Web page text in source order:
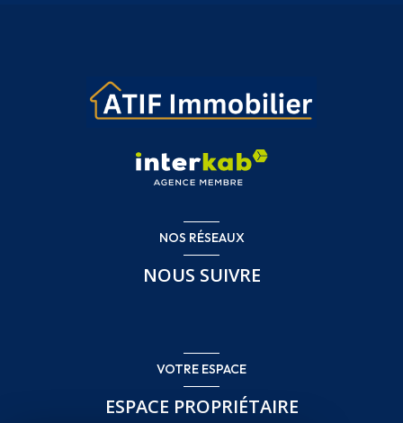
NOS RÉSEAUX
NOUS SUIVRE
VOTRE ESPACE
ESPACE PROPRIÉTAIRE